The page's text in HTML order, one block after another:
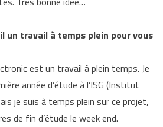
un travail à temps plein pour vous
est un travail à plein temps. Je
année d’étude à l’ISG (Institut
je suis à temps plein sur ce projet,
de fin d’étude le week end.